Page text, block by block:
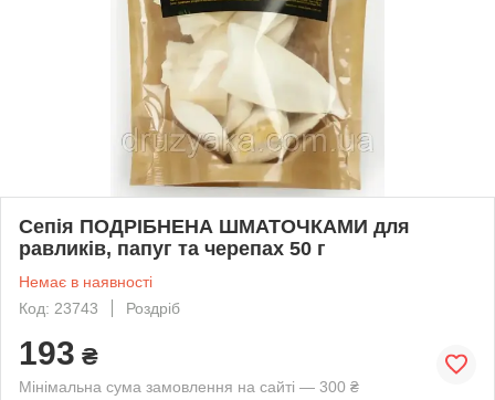
Сепія ПОДРІБНЕНА ШМАТОЧКАМИ для
равликів, папуг та черепах 50 г
Немає в наявності
Код: 23743
Роздріб
193 ₴
Мінімальна сума замовлення на сайті — 300 ₴